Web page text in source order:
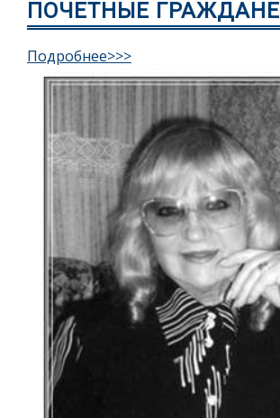
ПОЧЕТНЫЕ
Подробнее>>>